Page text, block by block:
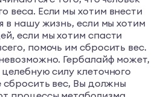
веса. Если мы хотим внести
в нашу жизнь, если мы хотим
если мы хотим спасти
помочь им сбросить вес.
Гербалайф может,
силу клеточного
сбросить вес, Вы должны